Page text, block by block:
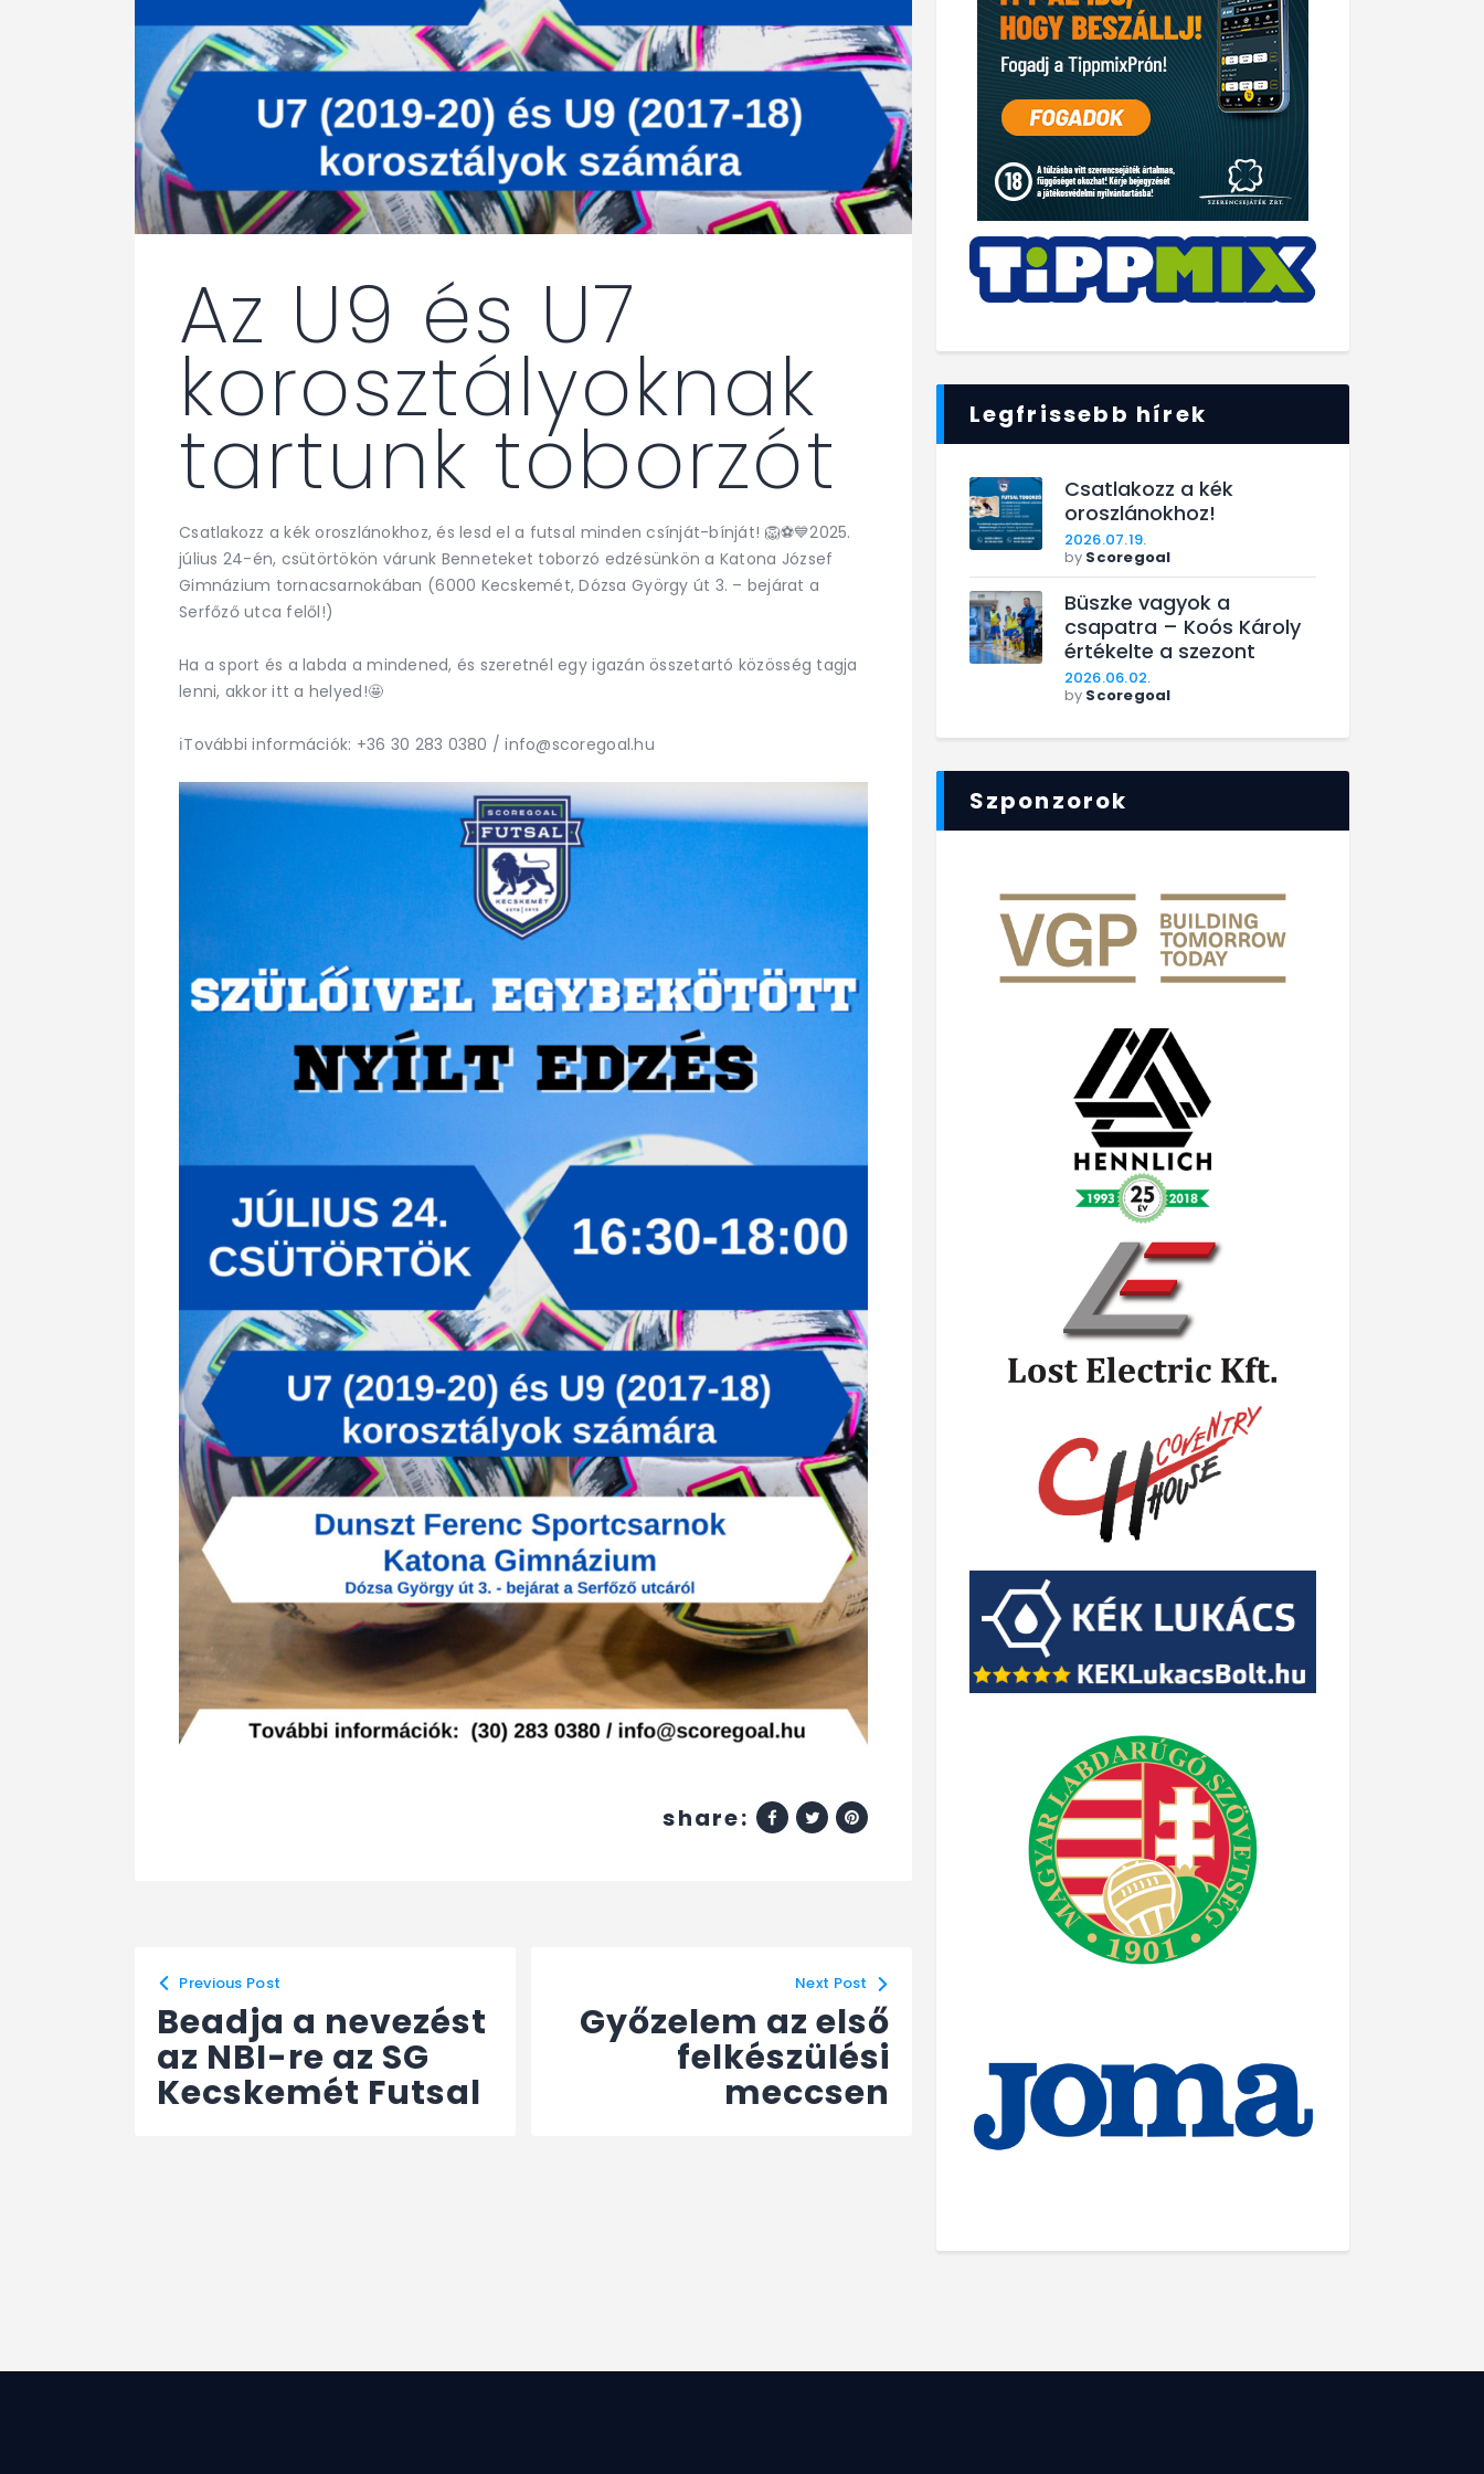
Az U9 és U7
korosztályoknak
tartunk toborzót
Csatlakozz a kék oroszlánokhoz, és lesd el a futsal minden csínját-bínját! 🦁⚽💙2025.
július 24-én, csütörtökön várunk Benneteket toborzó edzésünkön a Katona József
Gimnázium tornacsarnokában (6000 Kecskemét, Dózsa György út 3. – bejárat a
Serfőző utca felől!)
Ha a sport és a labda a mindened, és szeretnél egy igazán összetartó közösség tagja
lenni, akkor itt a helyed!🤩
ℹ️További információk: +36 30 283 0380 / info@scoregoal.hu
share:
Previous Post
Beadja a nevezést
az NBI-re az SG
Kecskemét Futsal
Next Post
Győzelem az első
felkészülési
meccsen
Legfrissebb hírek
Csatlakozz a kék
oroszlánokhoz!
2026.07.19.
by Scoregoal
Büszke vagyok a
csapatra – Koós Károly
értékelte a szezont
2026.06.02.
by Scoregoal
Szponzorok